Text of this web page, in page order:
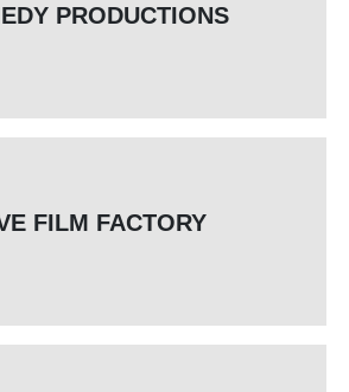
PRODUCTIONS
FILM FACTORY